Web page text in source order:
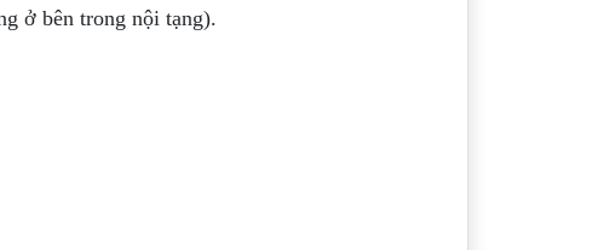
ở bên trong nội tạng).